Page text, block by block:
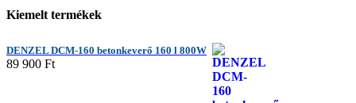
Kiemelt termékek
DENZEL DCM-160 betonkeverő 160 l 800W
89 900 Ft